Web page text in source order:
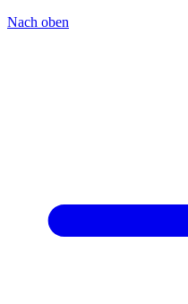
Nach oben